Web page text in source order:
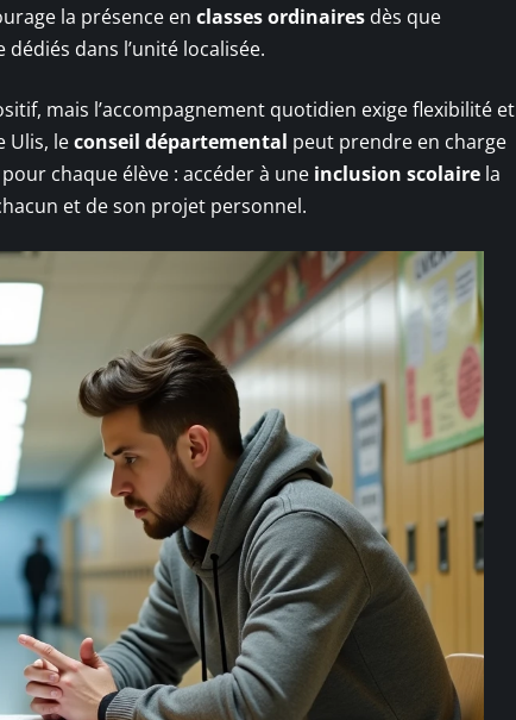
la présence en classes ordinaires dès que
dans l’unité localisée.
mais l’accompagnement quotidien exige flexibilité et
Ulis, leconseil départemental peut prendre en charge
chaque élève : accéder à une inclusion scolaire la
et de son projet personnel.